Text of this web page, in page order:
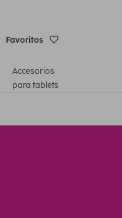
Favoritos
Accesorios
para tablets